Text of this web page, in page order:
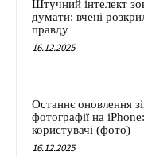
Штучний інтелект
думати: вчені
правду
16.12.2025
Останнє оновлення
фотографії на
користувачі (фото)
16.12.2025